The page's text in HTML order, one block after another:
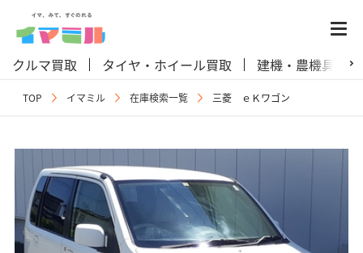
クルマ買取 タイヤ・ホイール買取 建機・農機具買取
TOP イマミル 在庫検索一覧 三菱 ｅＫワゴン